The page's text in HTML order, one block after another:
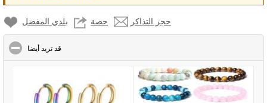
بلدي المفضل حصة حجز التذاكر
قد تريد أيضا